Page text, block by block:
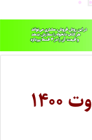
جزییات شرکت در آزمون قضاوت ۱۴۰۰